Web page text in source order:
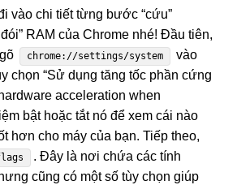
vào chi tiết từng bước “cứu”
RAM của Chrome nhé! Đầu tiên,
chrome://settings/system
vào
chọn “Sử dụng tăng tốc phần cứng
acceleration when
bật hoặc tắt nó để xem cái nào
hơn cho máy của bạn. Tiếp theo,
. Đây là nơi chứa các tính
cũng có một số tùy chọn giúp